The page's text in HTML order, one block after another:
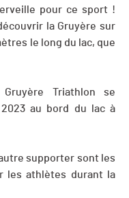
pour ce sport !
la Gruyère sur
le long du lac, que
Triathlon se
au bord du lac à
supporter sont les
les athlètes durant la